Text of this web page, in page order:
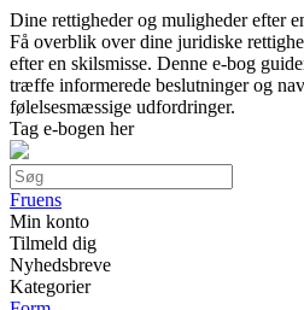
Dine rettigheder og muligheder efter
Få overblik over dine juridiske
efter en skilsmisse. Denne e-bog
træffe informerede beslutninger og
følelsesmæssige udfordringer.
Tag e-bogen her
Fruens
Min konto
Tilmeld dig
Nyhedsbreve
Kategorier